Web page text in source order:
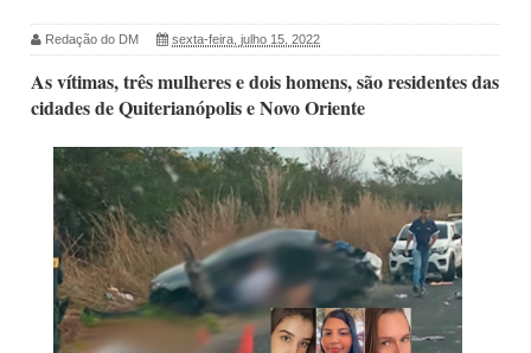
Redação do DM sexta-feira, julho 15, 2022
As vítimas, três mulheres e dois homens, são residentes das
cidades de Quiterianópolis e Novo Oriente